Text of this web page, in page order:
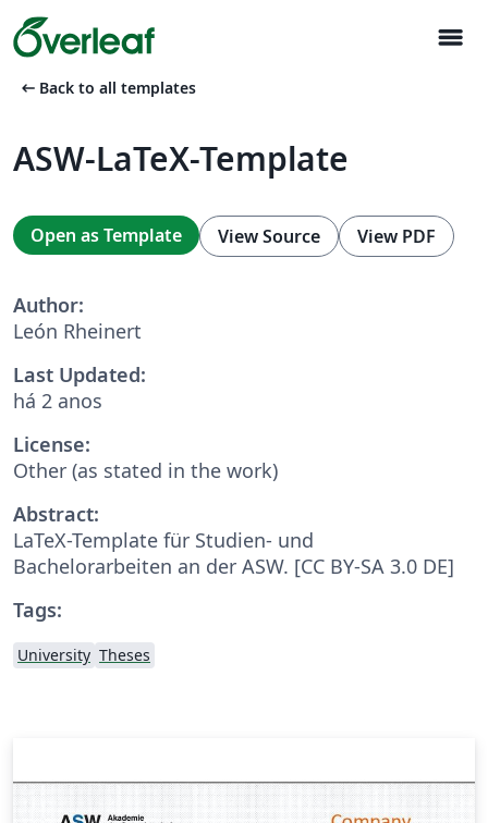
menu
arrow_left_alt Back to all templates
ASW-LaTeX-Template
Open as Template View Source View PDF
Author:
León Rheinert
Last Updated:
há 2 anos
License:
Other (as stated in the work)
Abstract:
LaTeX-Template für Studien- und
Bachelorarbeiten an der ASW. [CC BY-SA 3.0 DE]
Tags:
University Theses